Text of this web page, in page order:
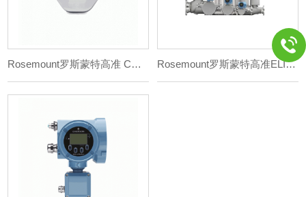
Rosemount罗斯蒙特高准 CNG科里奥利流量计 Rosemount罗斯蒙特高准ELITE 峰值性能科里奥利流